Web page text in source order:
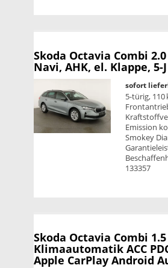
Skoda Octavia Combi
Navi, AHK, el. Klappe, 5-
sofort
5-türig, 110
Emission
Smokey
133357
Skoda Octavia Combi
Klimaautomatik ACC
Apple CarPlay Android